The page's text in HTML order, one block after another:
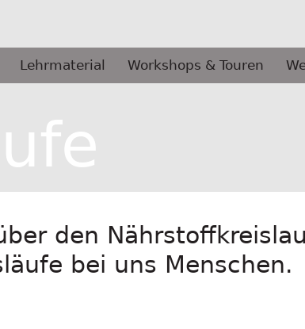
Lehrmaterial Workshops & Touren
den
bei uns Menschen.